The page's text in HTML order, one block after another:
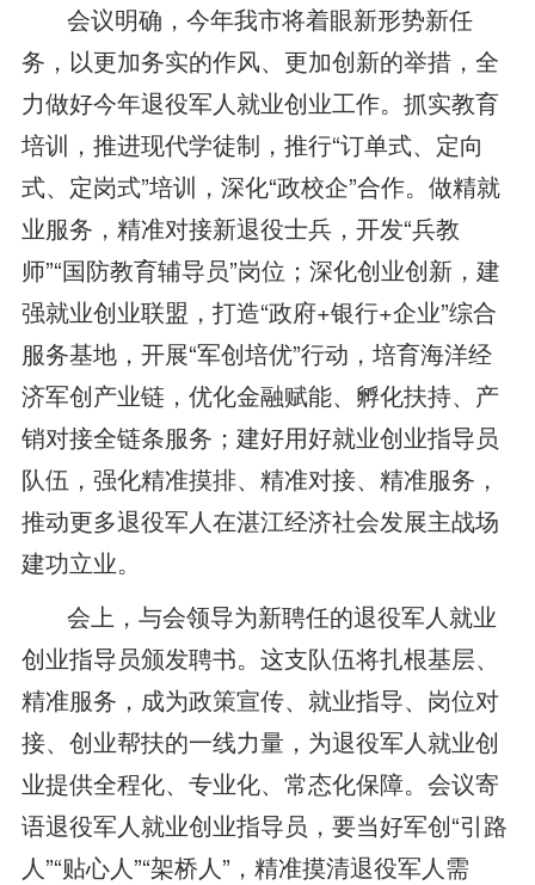
会议明确，今年我市将着眼新形势新任
务，以更加务实的作风、更加创新的举措，全
力做好今年退役军人就业创业工作。抓实教育
培训，推进现代学徒制，推行“订单式、定向
式、定岗式”培训，深化“政校企”合作。做精就
业服务，精准对接新退役士兵，开发“兵教
师”“国防教育辅导员”岗位；深化创业创新，建
强就业创业联盟，打造“政府+银行+企业”综合
服务基地，开展“军创培优”行动，培育海洋经
济军创产业链，优化金融赋能、孵化扶持、产
销对接全链条服务；建好用好就业创业指导员
队伍，强化精准摸排、精准对接、精准服务，
推动更多退役军人在湛江经济社会发展主战场
建功立业。
会上，与会领导为新聘任的退役军人就业
创业指导员颁发聘书。这支队伍将扎根基层、
精准服务，成为政策宣传、就业指导、岗位对
接、创业帮扶的一线力量，为退役军人就业创
业提供全程化、专业化、常态化保障。会议寄
语退役军人就业创业指导员，要当好军创“引路
人”“贴心人”“架桥人”，精准摸清退役军人需